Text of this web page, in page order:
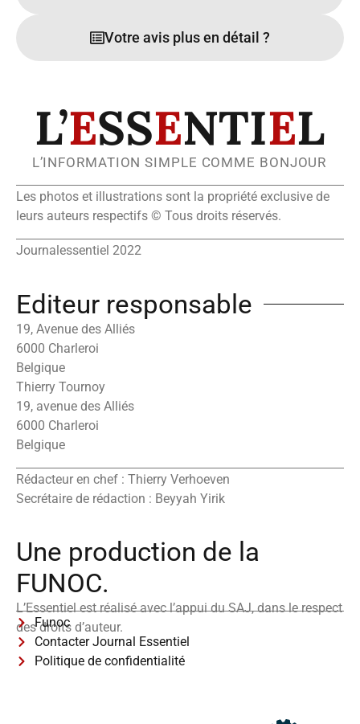
Votre avis plus en détail ?
L’ESSENTIEL
L’INFORMATION SIMPLE COMME BONJOUR
Les photos et illustrations sont la propriété exclusive de
leurs auteurs respectifs © Tous droits réservés.
Journalessentiel 2022
Editeur responsable
19, Avenue des Alliés
6000 Charleroi
Belgique
Thierry Tournoy
19, avenue des Alliés
6000 Charleroi
Belgique
Rédacteur en chef : Thierry Verhoeven
Secrétaire de rédaction : Beyyah Yirik
Une production de la
FUNOC.
L’Essentiel est réalisé avec l’appui du SAJ, dans le respect
des droits d’auteur.
Funoc
Contacter Journal Essentiel
Politique de confidentialité